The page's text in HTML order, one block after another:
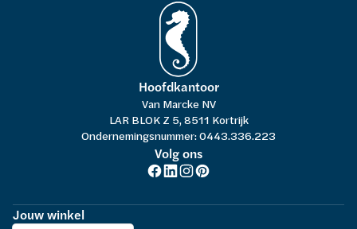
Hoofdkantoor
Van Marcke NV
LAR BLOK Z 5, 8511 Kortrijk
Ondernemingsnummer: 0443.336.223
Volg ons
Jouw winkel